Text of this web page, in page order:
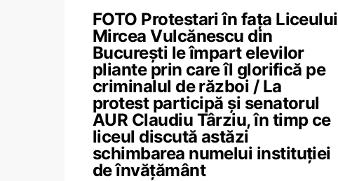
FOTO Protestari în fața Liceului
Mircea Vulcănescu din
București le împart elevilor
pliante prin care îl glorifică pe
criminalul de război / La
protest participă și senatorul
AUR Claudiu Târziu, în timp ce
liceul discută astăzi
schimbarea numelui instituției
de învățământ